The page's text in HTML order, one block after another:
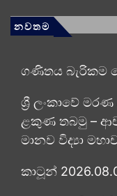
නවතම
ගණිතය බැරිකම
ශ්‍රී ලංකාවේ
ළකුණ තබමු –
මානව විද්‍යා
කාටූන්